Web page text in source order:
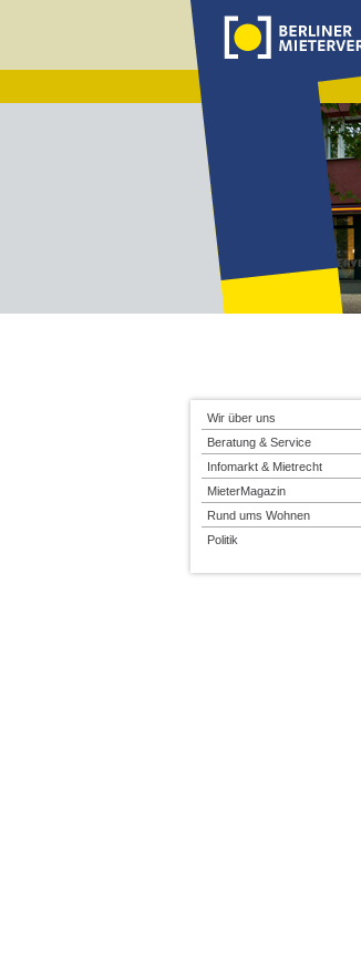
Wir über uns
Beratung & Service
Infomarkt & Mietrecht
MieterMagazin
Rund ums Wohnen
Politik